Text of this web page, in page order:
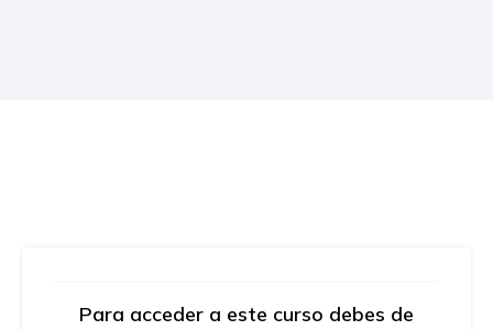
Para acceder a este curso debes de